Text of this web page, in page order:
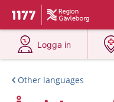
To start page for 1177
Du har valt
Logga in
at 1177.se
Other languages